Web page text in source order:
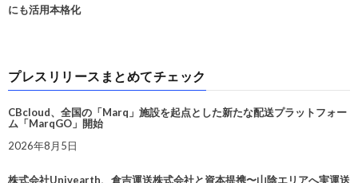
にも活用本格化
プレスリリースまとめてチェック
CBcloud、全国の「Marq」施設を起点とした新たな配送プラットフォー
ム「MarqGO」開始
2026年8月5日
株式会社Univearth、倉吉運送株式会社と資本提携〜山陰エリアへ実運送